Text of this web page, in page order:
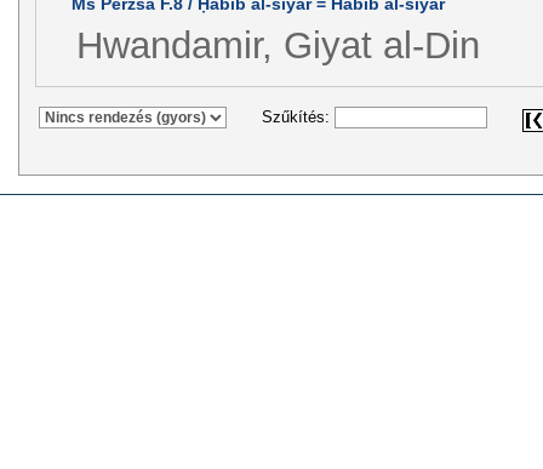
Ms Perzsa F.8 / Ḥabīb al-siyar = Habib al-siyar
Hwandamir, Giyat al-Din
Szűkítés: